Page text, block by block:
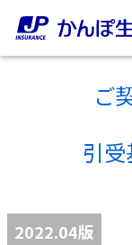
トップ
ご契約者さま
ご
引
2022.04版